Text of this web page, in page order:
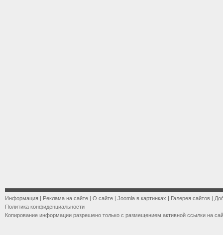
Информация | Реклама на сайте | О сайте | Joomla в картинках | Галерея сайтов |
Политика конфиденциальности
Копирование информации разрешено только с размещением активной ссылки на